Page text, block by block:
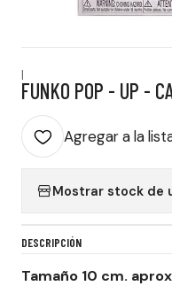
|
FUNKO POP - UP -
Agregar a la
Mostrar stock de
DESCRIPCIÓN
Tamaño 10 cm.